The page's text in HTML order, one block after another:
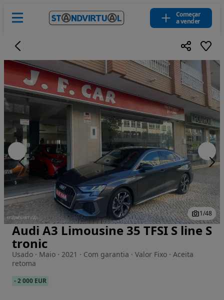
Começar
a vender
Imagem 1 de 48
1/48
Audi A3 Limousine 35 TFSI S line S
tronic
Usado · Maio · 2021 · Com garantia · Valor Fixo · Aceita
retoma
-2 000 EUR